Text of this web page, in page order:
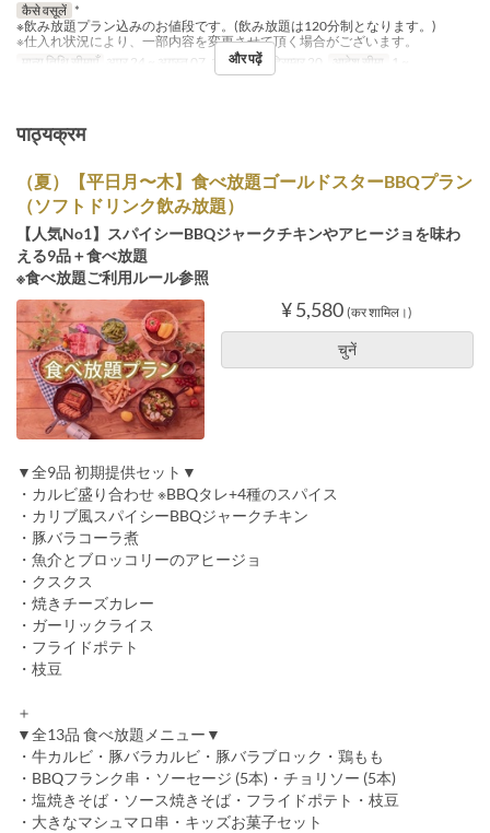
कैसे वसूलें *
※飲み放題プラン込みのお値段です。(飲み放題は120分制となります。)
※仕入れ状況により、一部内容を変更させて頂く場合がございます。
मान्य तिथि सीमाएँ
अप्र 24 ~ अगस्त 07, अगस्त 17 ~ दिसम्बर 20 आदेश सीमा 1 ~
और पढ़ें
पाठ्यक्रम
（夏）【平日月〜木】食べ放題ゴールドスターBBQプラン
（ソフトドリンク飲み放題）
【人気No1】スパイシーBBQジャークチキンやアヒージョを味わ
える9品＋食べ放題
※食べ放題ご利用ルール参照
¥ 5,580 (कर शामिल।)
चुनें
▼全9品 初期提供セット▼
・カルビ盛り合わせ ※BBQタレ+4種のスパイス
・カリブ風スパイシーBBQジャークチキン
・豚バラコーラ煮
・魚介とブロッコリーのアヒージョ
・クスクス
・焼きチーズカレー
・ガーリックライス
・フライドポテト
・枝豆
＋
▼全13品 食べ放題メニュー▼
・牛カルビ・豚バラカルビ・豚バラブロック・鶏もも
・BBQフランク串・ソーセージ (5本)・チョリソー (5本)
・塩焼きそば・ソース焼きそば・フライドポテト・枝豆
・大きなマシュマロ串・キッズお菓子セット